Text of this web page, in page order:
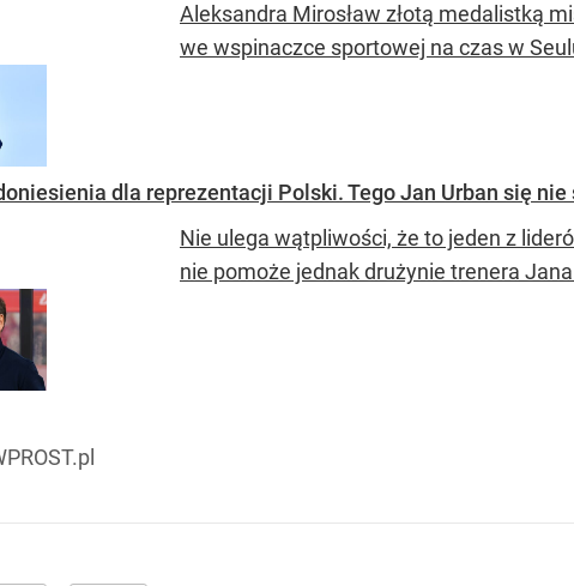
Aleksandra Mirosław złotą medalistką
we wspinaczce sportowej na czas w
dla reprezentacji Polski. Tego Jan Urban się nie
Nie ulega wątpliwości, że to jeden z
nie pomoże jednak drużynie trenera